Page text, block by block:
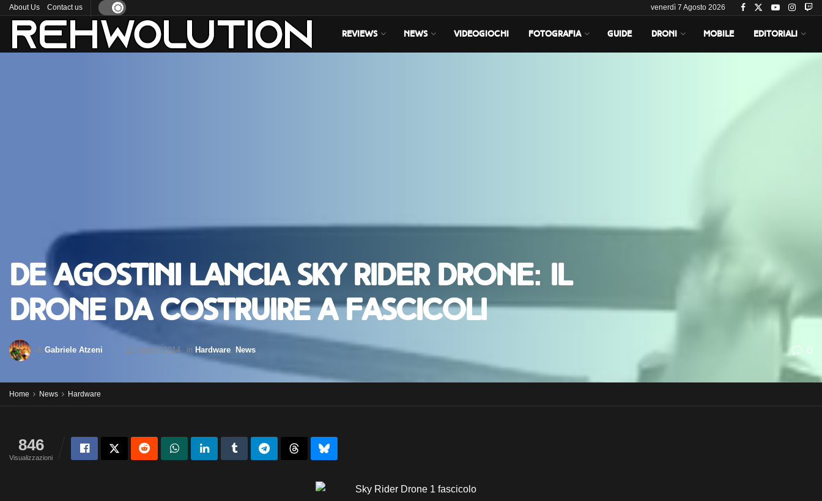
About Us Contact us venerdì 7 Agosto 2026
REVIEWS NEWS VIDEOGIOCHI FOTOGRAFIA GUIDE DRONI MOBILE EDITORIALI
De Agostini lancia Sky Rider Drone: il
drone da costruire a fascicoli
di Gabriele Atzeni 21 Agosto 2014 in Hardware News 0
Home News Hardware
846
Visualizzazioni